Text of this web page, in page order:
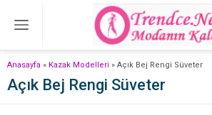
Anasayfa » Kazak Modelleri » Açık Bej Rengi Süveter
Açık Bej Rengi Süveter